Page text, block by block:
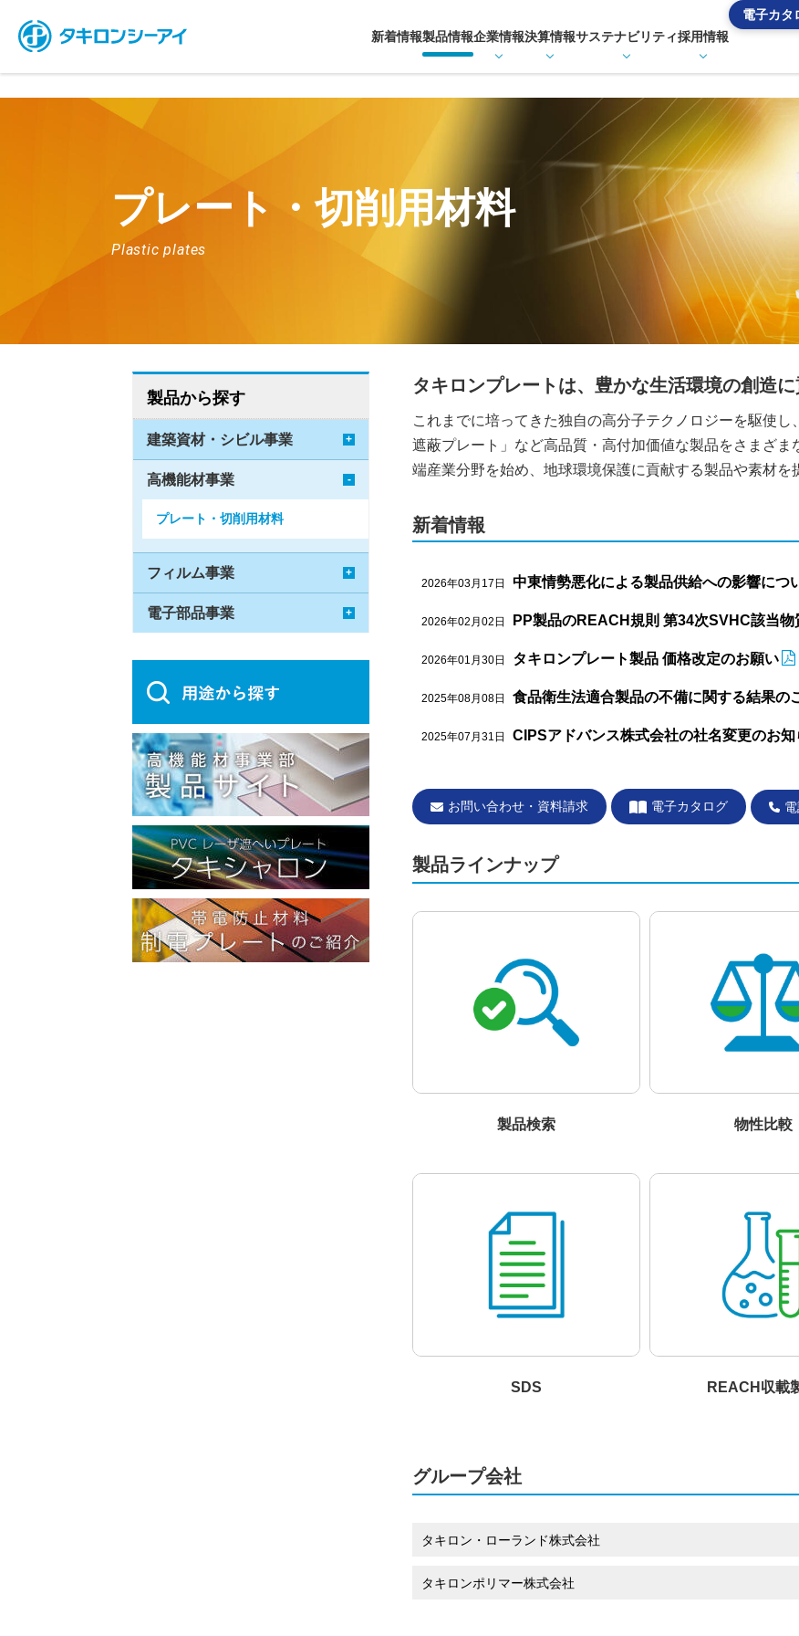
新着情報製品情報企業情報決算情報サステナビリティ採用情報
電子カタ
プレート・切削用材料
Plastic plates
タキロンプレートは、豊かな生活環境の創造
これまでに培ってきた独自の高分子テクノロジーを駆使
遮蔽プレート」など高品質・高付加価値な製品をさまざ
端産業分野を始め、地球環境保護に貢献する製品や素材を
新着情報
2026年03月17日 中東情勢悪化による製品供給への影響につ
2026年02月02日 PP製品のREACH規則 第34次SVHC該当
2026年01月30日 タキロンプレート製品 価格改定のお願い
2025年08月08日 食品衛生法適合製品の不備に関する結果の
2025年07月31日 CIPSアドバンス株式会社の社名変更のお知
お問い合わせ・資料請求 電子カタログ
製品ラインナップ
製品検索 物性比較
SDS REACH収載
グループ会社
タキロン・ローランド株式会社
タキロンポリマー株式会社
製品から探す
建築資材・シビル事業
高機能材事業
プレート・切削用材料
フィルム事業
電子部品事業